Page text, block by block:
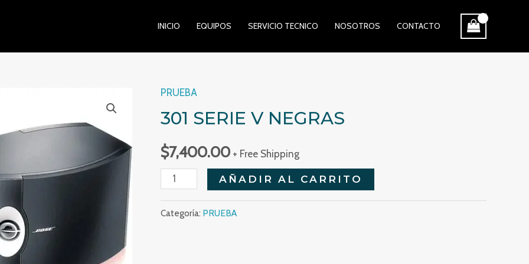
INICIO EQUIPOS SERVICIO TECNICO NOSOTROS CONTACTO
PRUEBA
301 SERIE V NEGRAS
$7,400.00 + Free Shipping
301
V
AÑADIR AL CARRITO
Categoría: PRUEBA